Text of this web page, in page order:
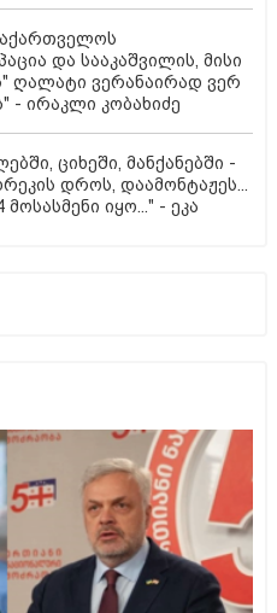
და სააკაშვილის, მისი
ღალატი ვერანაირად ვერ
- ირაკლი კობახიძე
ციხეში, მანქანებში -
დროს, დაამონტაჟეს...
მოსასმენი იყო..." - ეკა